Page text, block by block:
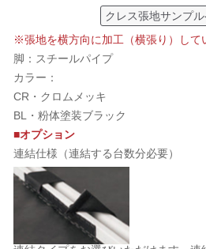
クレス張地サンプ
※張地を横方向に加工（横張り）して
脚：スチールパイプ
カラー：
CR・クロムメッキ
BL・粉体塗装ブラック
■オプション
連結仕様（連結する台数分必要）